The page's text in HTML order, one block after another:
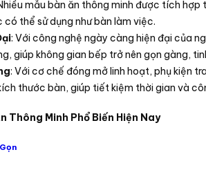
mẫu bàn ăn thông minh được tích
thể sử dụng như bàn làm việc.
: Với công nghệ ngày càng hiện đại của
giúp không gian bếp trở nên gọn gàng,
: Với cơ chế đóng mở linh hoạt, phụ kiện
thước bàn, giúp tiết kiệm thời gian và
Thông Minh Phổ Biến Hiện Nay